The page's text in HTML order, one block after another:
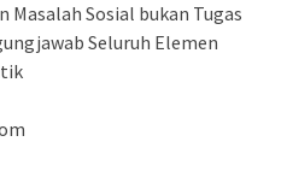
Masalah Sosial bukan Tugas
Seluruh Elemen